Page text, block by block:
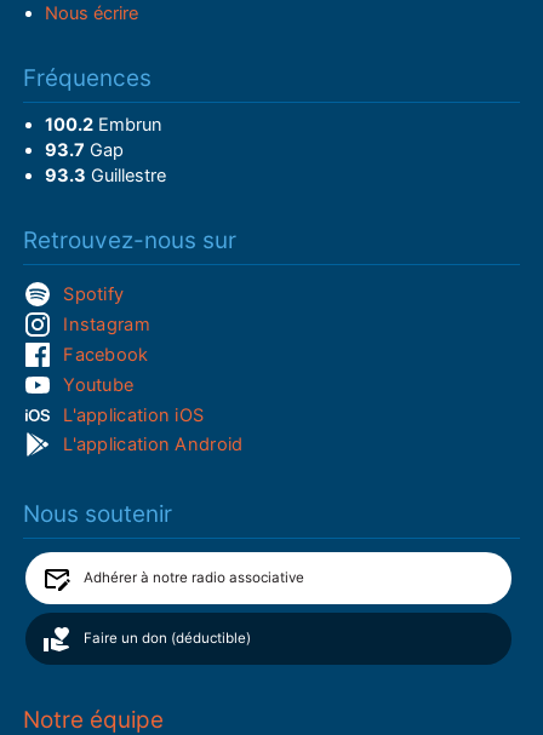
Nous écrire
Fréquences
100.2Embrun
93.7 Gap
93.3 Guillestre
Retrouvez-nous sur
Spotify
Instagram
Facebook
Youtube
L'application iOS
L'application Android
Nous soutenir
Adhérer à notre radio associative
Faire un don (déductible)
Notre équipe